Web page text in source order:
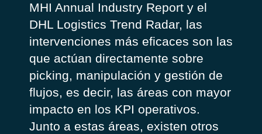
MHI Annual Industry Reporty el
DHL Logistics Trend Radar, las
intervenciones más eficaces son las
que actúan directamente sobre
picking, manipulación y gestión de
flujos, es decir, las áreas con mayor
impacto en los KPI operativos.
Junto a estas áreas, existen otros